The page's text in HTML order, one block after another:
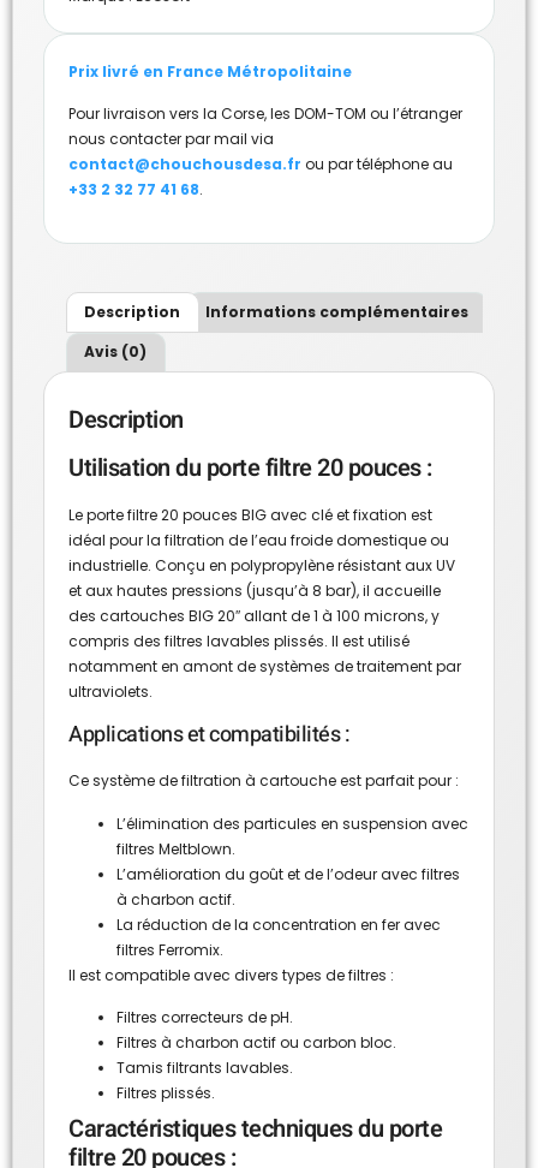
Prix livré en France Métropolitaine
Pour livraison vers la Corse, les DOM-TOM ou l’étranger
nous contacter par mail via
contact@chouchousdesa.fr ou par téléphone au
+33 2 32 77 41 68.
Description
Informations complémentaires
Avis (0)
Description
Utilisation du porte filtre 20 pouces :
Le porte filtre 20 pouces BIG avec clé et fixation est
idéal pour la filtration de l’eau froide domestique ou
industrielle. Conçu en polypropylène résistant aux UV
et aux hautes pressions (jusqu’à 8 bar), il accueille
des cartouches BIG 20″ allant de 1 à 100 microns, y
compris des filtres lavables plissés. Il est utilisé
notamment en amont de systèmes de traitement par
ultraviolets.
Applications et compatibilités :
Ce système de filtration à cartouche est parfait pour :
L’élimination des particules en suspension avec
filtres Meltblown.
L’amélioration du goût et de l’odeur avec filtres
à charbon actif.
La réduction de la concentration en fer avec
filtres Ferromix.
Il est compatible avec divers types de filtres :
Filtres correcteurs de pH.
Filtres à charbon actif ou carbon bloc.
Tamis filtrants lavables.
Filtres plissés.
Caractéristiques techniques du porte
filtre 20 pouces :